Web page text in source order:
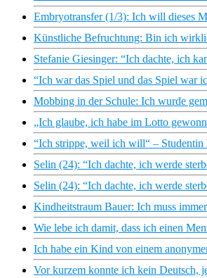
Embryotransfer (1/3): Ich will dieses
Künstliche Befruchtung: Bin ich
Stefanie Giesinger: “Ich dachte, ich
“Ich war das Spiel und das Spiel war
Mobbing in der Schule: Ich wurde
„Ich glaube, ich habe im Lotto
“Ich strippe, weil ich will“ –
Selin (24): “Ich dachte, ich werde
Selin (24): “Ich dachte, ich werde
Kindheitstraum Bauer: Ich muss
Wie lebe ich damit, dass ich einen
Ich habe ein Kind von einem
Vor kurzem konnte ich kein Deutsch,